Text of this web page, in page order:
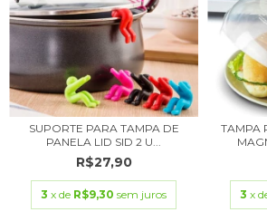
SUPORTE PARA TAMPA DE
PANELA LID SID 2 U...
R$27,90
3 x de R$9,30 sem juros
TAMPA
3 x